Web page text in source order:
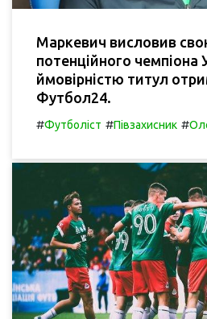
Маркевич висловив
потенційного
ймовірністю титул
Футбол24.
#Футболіст #Півзахисник #